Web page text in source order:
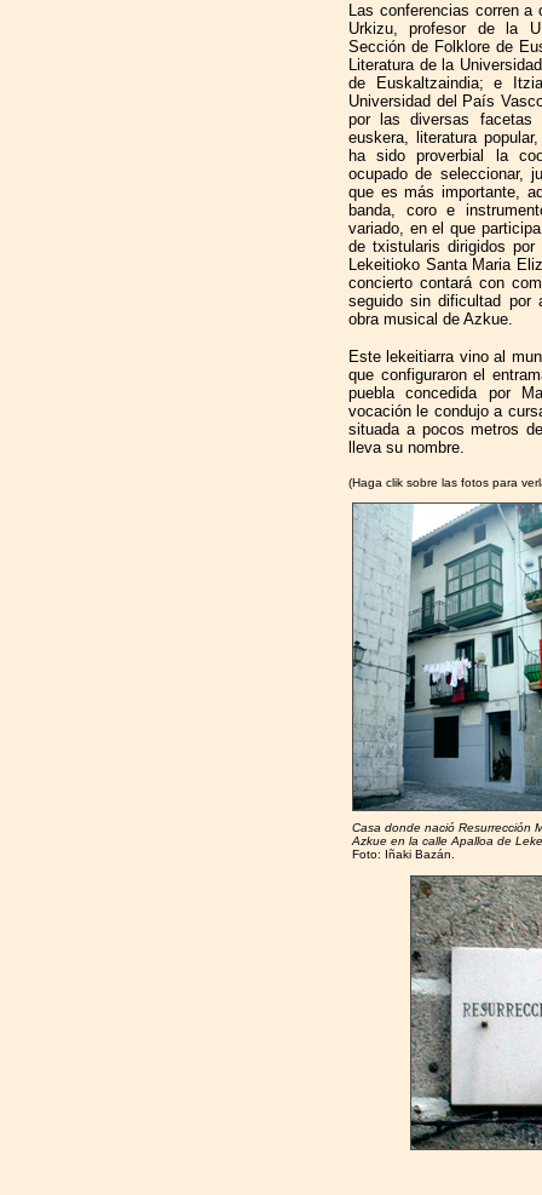
Las conferencias corren
Urkizu, profesor de la
Sección de Folklore de
Literatura de la
de Euskaltzaindia; e
Universidad del País
por las diversas
euskera, literatura
ha sido proverbial la
ocupado de seleccionar,
que es más importante,
banda, coro e
variado, en el que
de txistularis dirigidos
Lekeitioko Santa Maria
concierto contará con
seguido sin dificultad por
obra musical de Azkue.
Este lekeitiarra vino al
que configuraron el
puebla concedida por
vocación le condujo a
situada a pocos metros
lleva su nombre.
(Haga clik sobre las fotos para
Casa donde nació Resurrección
Azkue en la calle Apalloa de
Foto: Iñaki Bazán.